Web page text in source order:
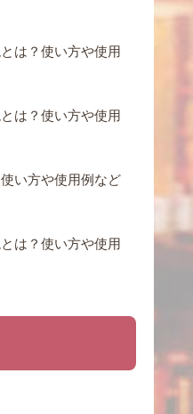
は？使い方や使用
は？使い方や使用
い方や使用例など
は？使い方や使用